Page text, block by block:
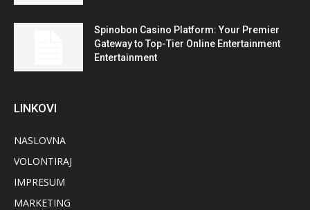
Spinobon Casino Platform: Your Premier
Gateway to Top-Tier Online Entertainment
Entertainment
LINKOVI
NASLOVNA
VOLONTIRAJ
IMPRESUM
MARKETING